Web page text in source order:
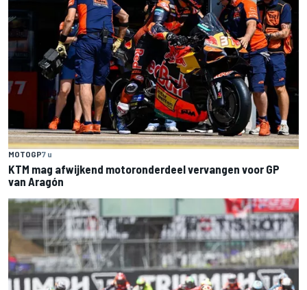
MOTOGP7 u
KTM mag afwijkend motoronderdeel vervangen voor GP
van Aragón